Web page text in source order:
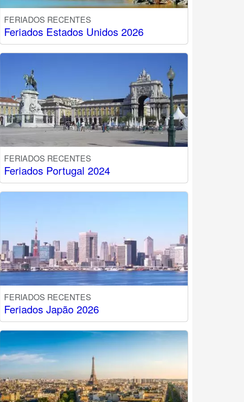
FERIADOS RECENTES
Feriados Estados Unidos 2026
FERIADOS RECENTES
Feriados Portugal 2024
FERIADOS RECENTES
Feriados Japão 2026